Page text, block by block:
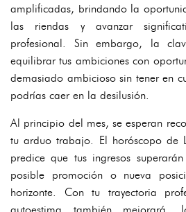
amplificadas, brindando la
las riendas y avanzar
profesional. Sin embargo, la
equilibrar tus ambiciones con
demasiado ambicioso sin tener en
podrías caer en la desilusión.
Al principio del mes, se esperan
tu arduo trabajo. El horóscopo
predice que tus ingresos
posible promoción o nueva
horizonte. Con tu trayectoria